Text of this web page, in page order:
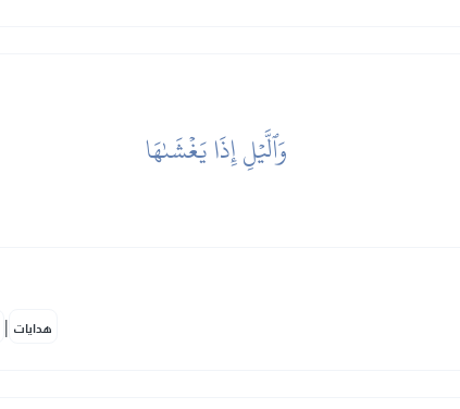
وَٱلَّيۡلِ إِذَا يَغۡشَىٰهَا
| هدايات